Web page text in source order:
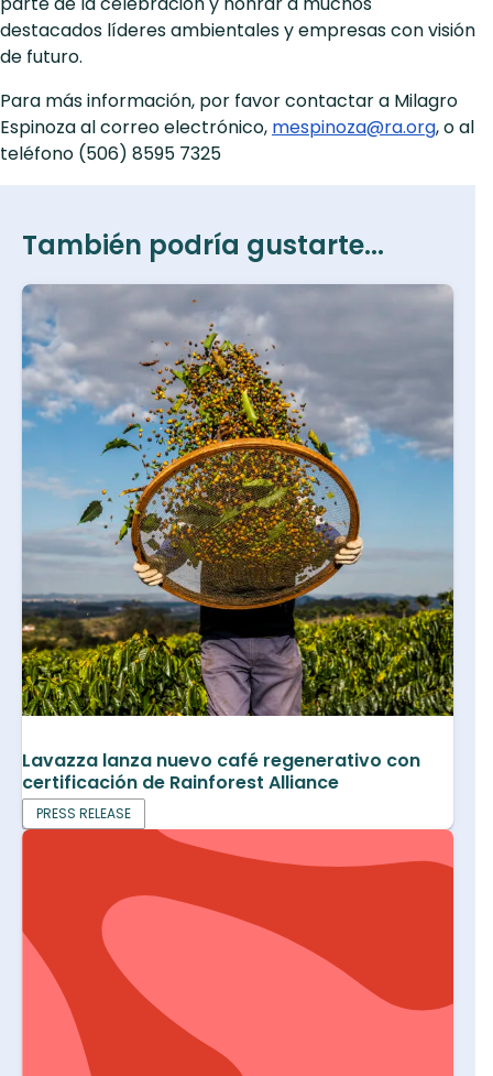
destacados líderes ambientales y empresas con visión
de futuro.
Para más información, por favor contactar a Milagro
Espinoza al correo electrónico, mespinoza@ra.org, o al
teléfono (506) 8595 7325
También podría gustarte...
Lavazza lanza nuevo café regenerativo con
certificación de Rainforest Alliance
PRESS RELEASE